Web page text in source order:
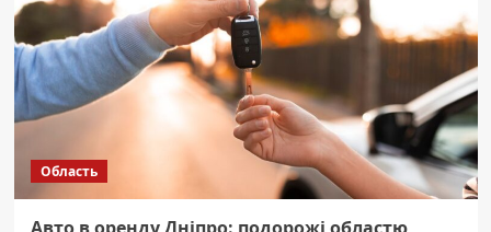
Область